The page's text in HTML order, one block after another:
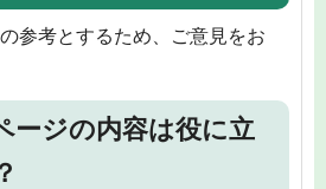
参考とするため、ご意見をお
ージの内容は役に立